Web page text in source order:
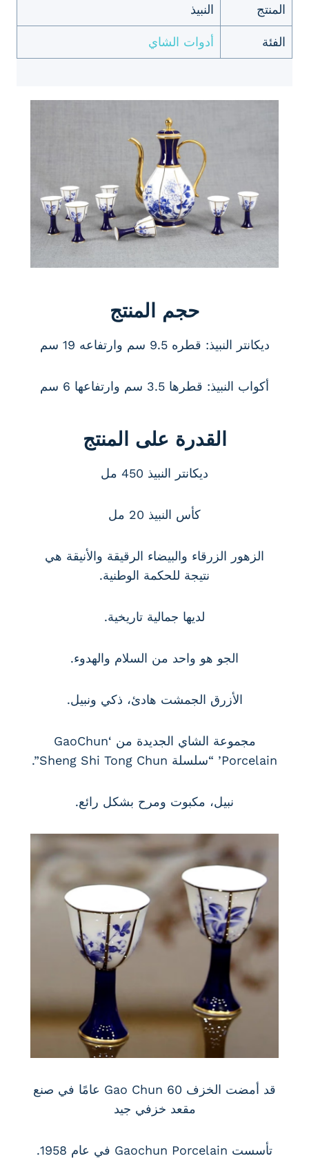
المنتج
النبيذ
الفئة أدوات الشاي
حجم المنتج
ديكانتر النبيذ: قطره 9.5 سم وارتفاعه 19 سم
أكواب النبيذ: قطرها 3.5 سم وارتفاعها 6 سم
القدرة على المنتج
ديكانتر النبيذ 450 مل
كأس النبيذ 20 مل
الزهور الزرقاء والبيضاء الرقيقة والأنيقة هي
نتيجة للحكمة الوطنية.
لديها جمالية تاريخية.
الجو هو واحد من السلام والهدوء.
الأزرق الجمشت هادئ، ذكي ونبيل.
مجموعة الشاي الجديدة من ‘GaoChun
Porcelain’ “سلسلة Sheng Shi Tong Chun”.
نبيل، مكبوت ومرح بشكل رائع.
قد أمضت الخزف Gao Chun 60 عامًا في صنع
مقعد خزفي جيد
تأسست Gaochun Porcelain في عام 1958.